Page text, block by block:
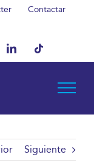
Contactar
LinkedInTiktok
Siguiente